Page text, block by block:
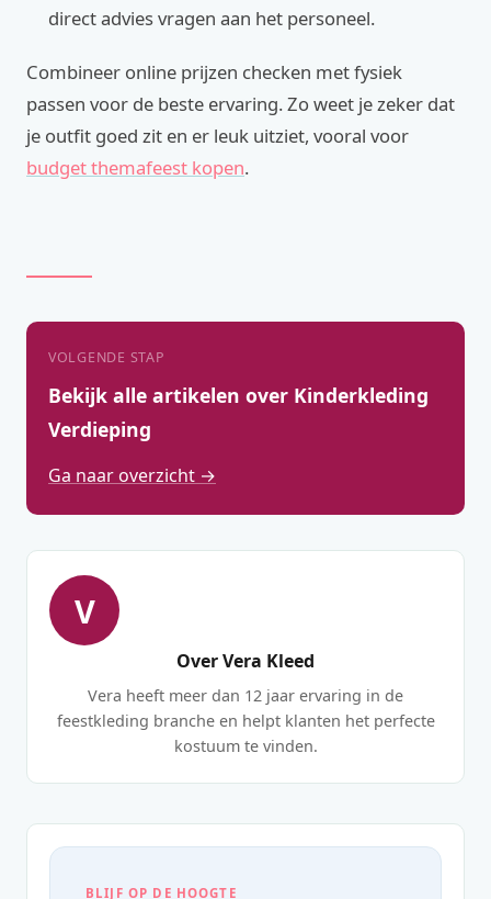
direct advies vragen aan het personeel.
Combineer online prijzen checken met fysiek
passen voor de beste ervaring. Zo weet je zeker dat
je outfit goed zit en er leuk uitziet, vooral voor
budget themafeest kopen.
VOLGENDE STAP
Bekijk alle artikelen over Kinderkleding
Verdieping
Ga naar overzicht →
V
Over Vera Kleed
Vera heeft meer dan 12 jaar ervaring in de
feestkleding branche en helpt klanten het perfecte
kostuum te vinden.
BLIJF OP DE HOOGTE